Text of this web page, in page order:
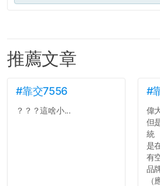
推薦文章
#靠交7556
？？？這啥小...
#
偉
但
統
是
有
品